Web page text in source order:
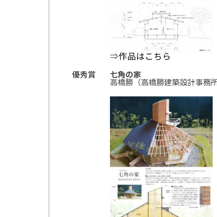
⇒作品はこちら
優秀賞 七角の家
高橋勝（高橋勝建築設計事務